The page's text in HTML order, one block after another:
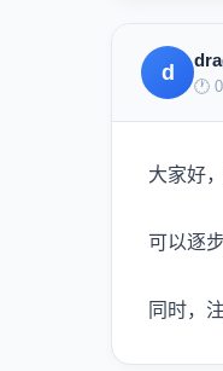
d
🕐
大家好
可以逐
同时，